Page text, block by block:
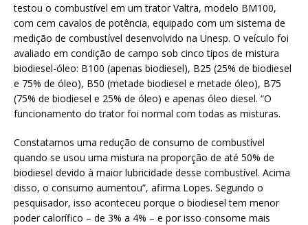
testou o combustível em um trator Valtra, modelo BM100,
com cem cavalos de potência, equipado com um sistema de
medição de combustível desenvolvido na Unesp. O veículo foi
avaliado em condição de campo sob cinco tipos de mistura
biodiesel-óleo: B100 (apenas biodiesel), B25 (25% de biodiesel
e 75% de óleo), B50 (metade biodiesel e metade óleo), B75
(75% de biodiesel e 25% de óleo) e apenas óleo diesel. “O
funcionamento do trator foi normal com todas as misturas.
Constatamos uma redução de consumo de combustível
quando se usou uma mistura na proporção de até 50% de
biodiesel devido à maior lubricidade desse combustível. Acima
disso, o consumo aumentou”, afirma Lopes. Segundo o
pesquisador, isso aconteceu porque o biodiesel tem menor
poder calorífico – de 3% a 4% – e por isso consome mais